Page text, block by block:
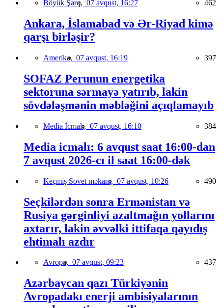
Böyük Şərq, 07 avqust, 16:27 462
Ankara, İslamabad və Ər-Riyad kimə
qarşı birləşir?
Amerika, 07 avqust, 16:19 397
SOFAZ Perunun energetika
sektoruna sərmayə yatırıb, lakin
sövdələşmənin məbləğini açıqlamayıb
Media İcmalı, 07 avqust, 16:10 384
Media icmalı: 6 avqust saat 16:00-dan
7 avqust 2026-cı il saat 16:00-dək
Keçmiş Sovet məkanı, 07 avqust, 10:26 490
Seçkilərdən sonra Ermənistan və
Rusiya gərginliyi azaltmağın yollarını
axtarır, lakin əvvəlki ittifaqa qayıdış
ehtimalı azdır
Avropa, 07 avqust, 09:23 437
Azərbaycan qazı Türkiyənin
Avropadakı enerji ambisiyalarının